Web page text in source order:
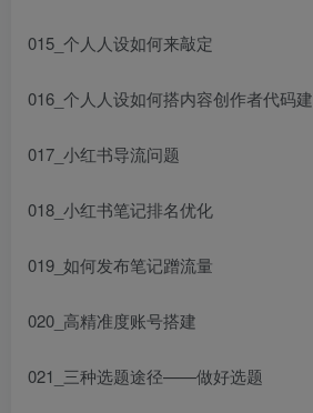
015_个人人设如何来敲定
016_个人人设如何搭内容创作者代码建
017_小红书导流问题
018_小红书笔记排名优化
019_如何发布笔记蹭流量
020_高精准度账号搭建
021_三种选题途径——做好选题